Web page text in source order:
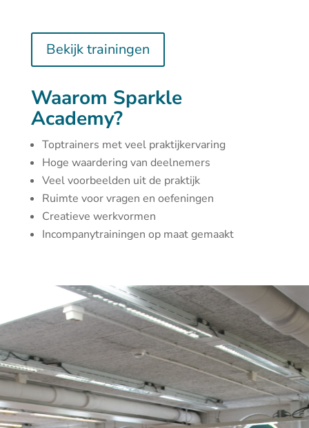
Bekijk trainingen
Waarom Sparkle
Academy?
Toptrainers met veel praktijkervaring
Hoge waardering van deelnemers
Veel voorbeelden uit de praktijk
Ruimte voor vragen en oefeningen
Creatieve werkvormen
Incompanytrainingen op maat gemaakt